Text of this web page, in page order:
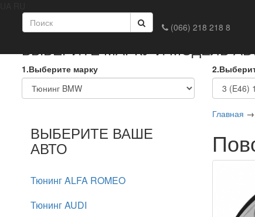
(066) 218 218 8
Главная Обмен и возврат
ВЫБЕРИТЕ МАРКУ И МОДЕЛЬ
1.Выберите марку
ВЫБЕРИТЕ ВАШЕ
АВТО
Тюнинг ALFA ROMEO
Тюнинг AUDI
Главная →